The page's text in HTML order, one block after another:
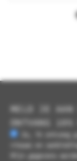
MELD JE AAN
ONTVANG
Ja, ik ontvang
nieuws en
Mijn gegevens